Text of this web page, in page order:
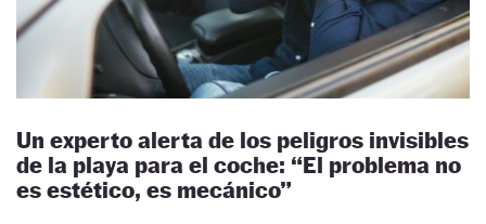
Un experto alerta de los peligros invisibles
de la playa para el coche: “El problema no
es estético, es mecánico”